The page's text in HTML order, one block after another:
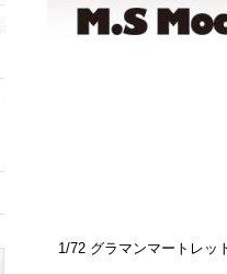
1/72 グラマンマートレッ